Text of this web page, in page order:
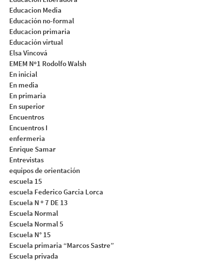
Educacion Media
Educación no-formal
Educacion primaria
Educación virtual
Elsa Vincová
EMEM Nº1 Rodolfo Walsh
En inicial
En media
En primaria
En superior
Encuentros
Encuentros I
enfermeria
Enrique Samar
Entrevistas
equipos de orientación
escuela 15
escuela Federico Garcia Lorca
Escuela N º 7 DE 13
Escuela Normal
Escuela Normal 5
Escuela N° 15
Escuela primaria “Marcos Sastre”
Escuela privada